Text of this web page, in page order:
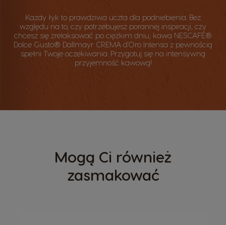
Każdy łyk to prawdziwa uczta dla podniebienia. Bez
względu na to, czy potrzebujesz porannej inspiracji, czy
chcesz się zrelaksować po ciężkim dniu, kawa NESCAFÉ®
Dolce Gusto® Dallmayr CREMA d'Oro Intensa z pewnością
spełni Twoje oczekiwania. Przygotuj się na intensywną
przyjemność kawową!​​
Mogą Ci również
zasmakować